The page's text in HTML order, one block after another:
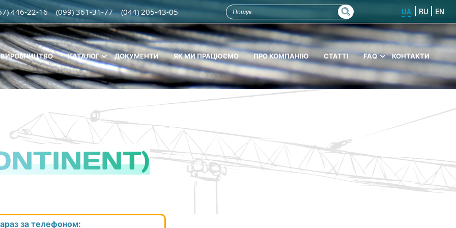
446-22-16 (099) 361-31-77 (044) 205-43-05 UA RU EN
ВИРОБНИЦТВО КАТАЛОГ ДОКУМЕНТИ ЯК МИ ПРАЦЮЄМО ПРО КОМПАНІЮ СТАТТІ FAQ КОНТАКТИ
за телефоном: